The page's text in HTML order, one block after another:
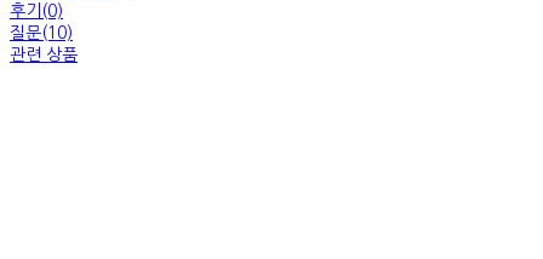
후기(0)
질문(10)
관련 상품